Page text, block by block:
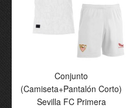
Conjunto
(Camiseta+Pantalón Corto)
Sevilla FC Primera